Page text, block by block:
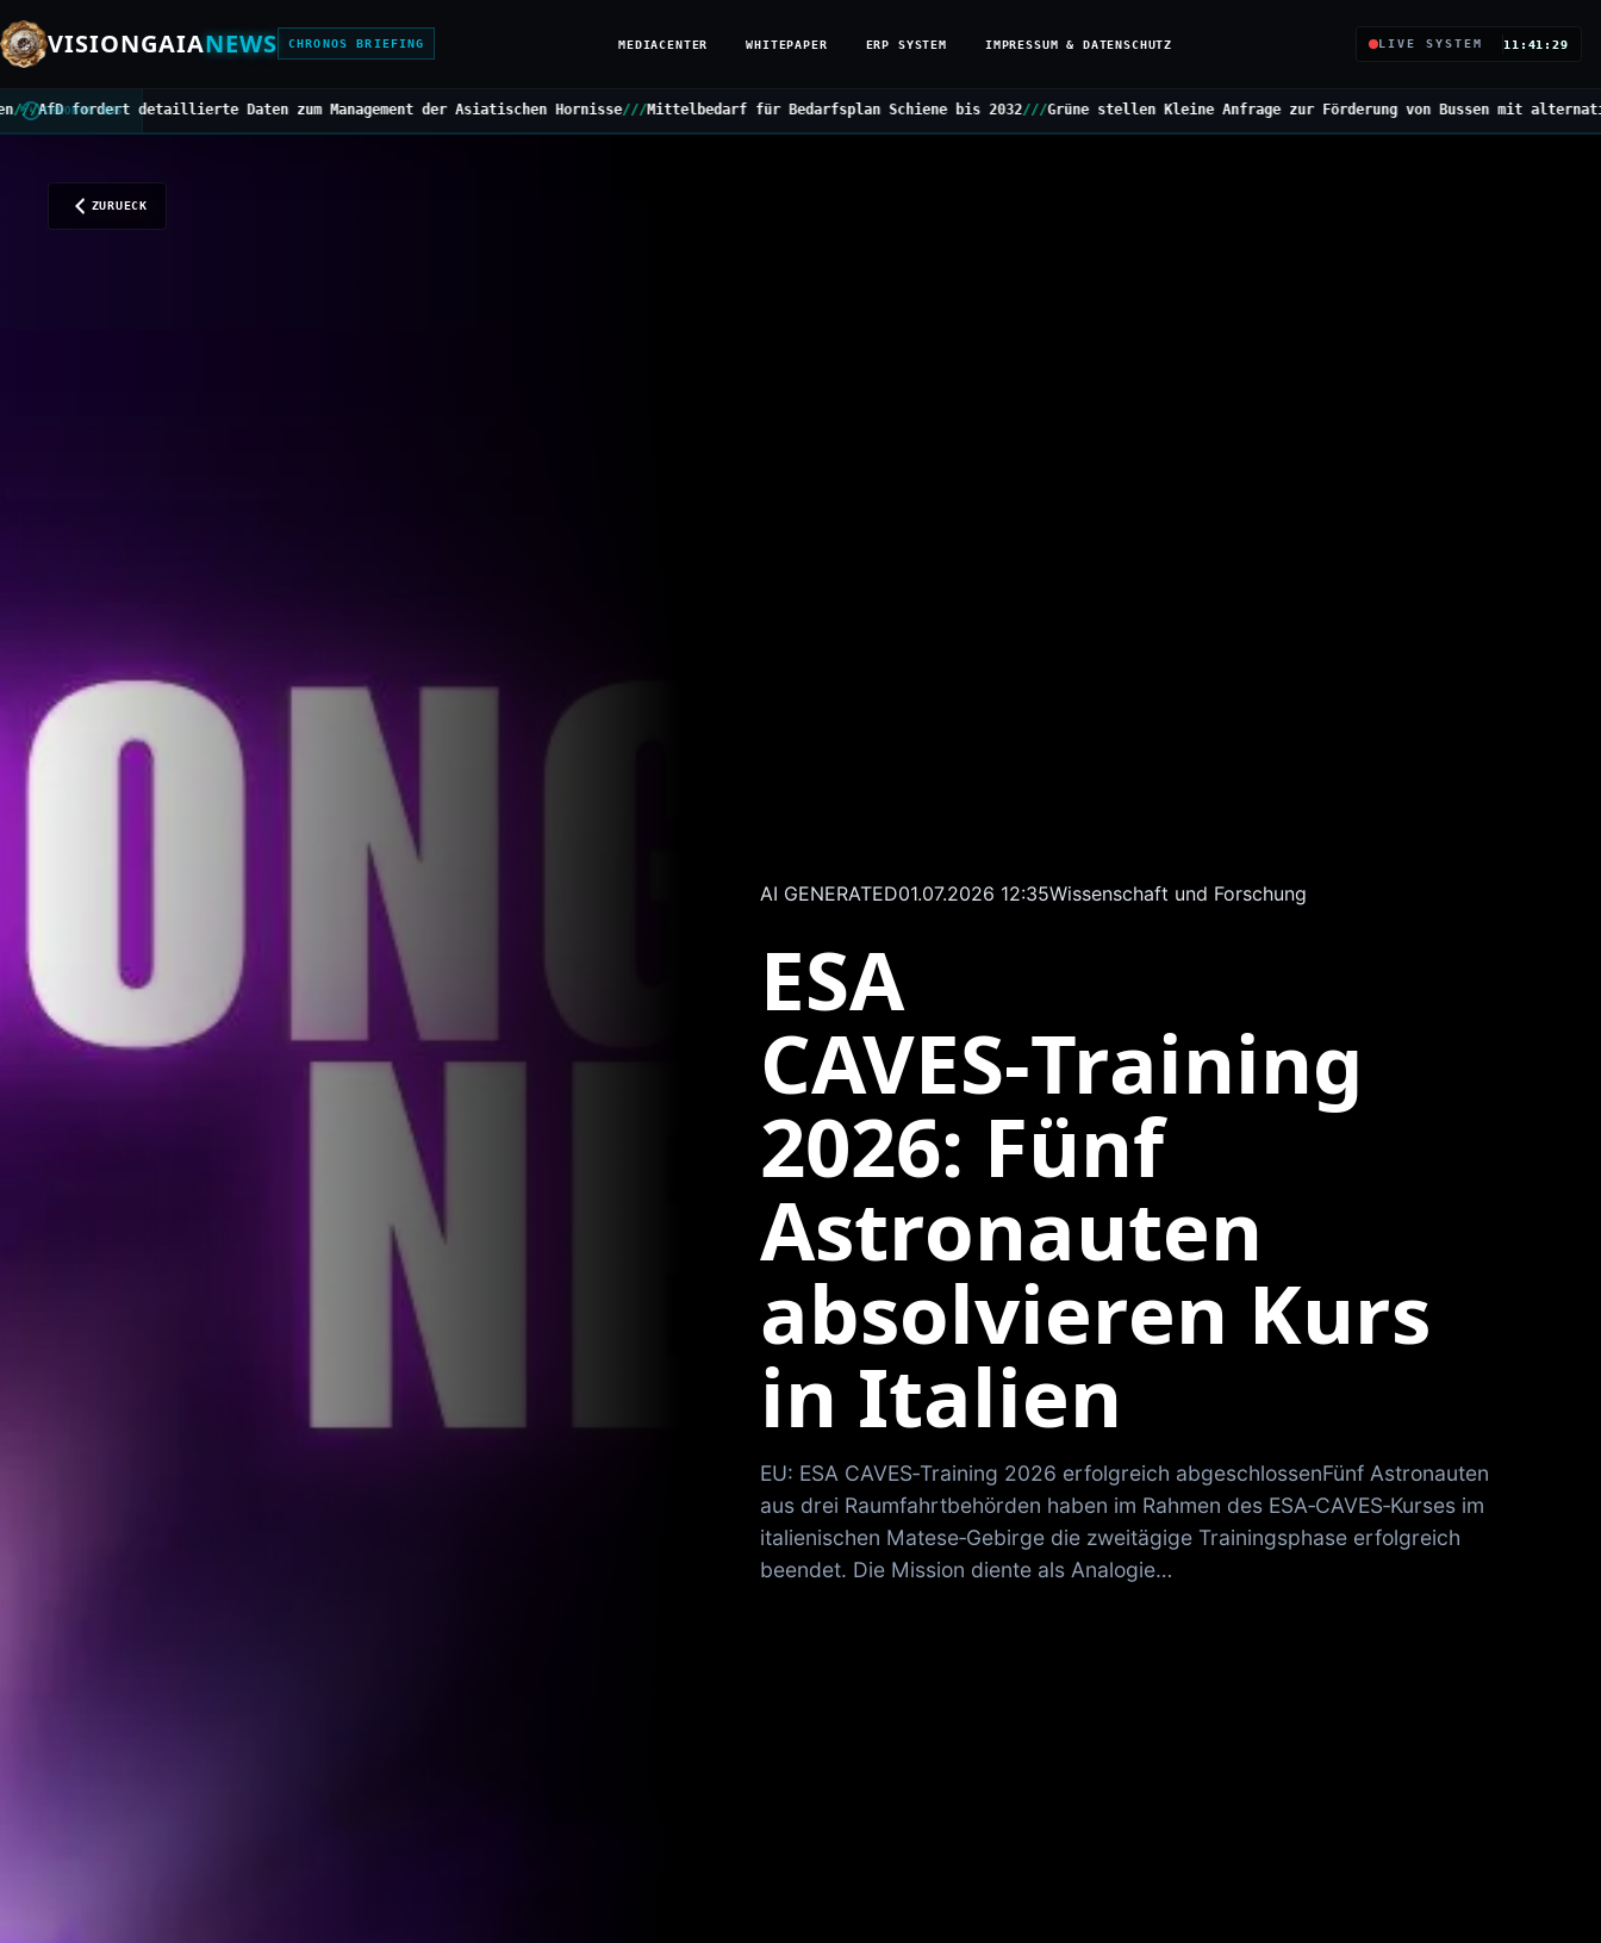
VISIONGAIANEWS CHRONOS BRIEFING MEDIACENTER WHITEPAPER ERP SYSTEM IMPRESSUM & DATENSCHUTZ LIVE SYSTEM 11:41:30
CHRONOS BUS
Daten zum Management der Asiatischen Hornisse///Mittelbedarf für Bedarfsplan Schiene bis 2032///Grüne stellen Kleine Anfrage zur Förderung von Bussen mit alternativen Antrieben///
ZURUECK
AI GENERATED01.07.2026 12:35Wissenschaft und Forschung
ESA
CAVES‑Training
2026: Fünf
Astronauten
absolvieren Kurs
in Italien
EU: ESA CAVES‑Training 2026 erfolgreich abgeschlossenFünf Astronauten
aus drei Raumfahrtbehörden haben im Rahmen des ESA‑CAVES‑Kurses im
italienischen Matese‑Gebirge die zweitägige Trainingsphase erfolgreich
beendet. Die Mission diente als Analogie…